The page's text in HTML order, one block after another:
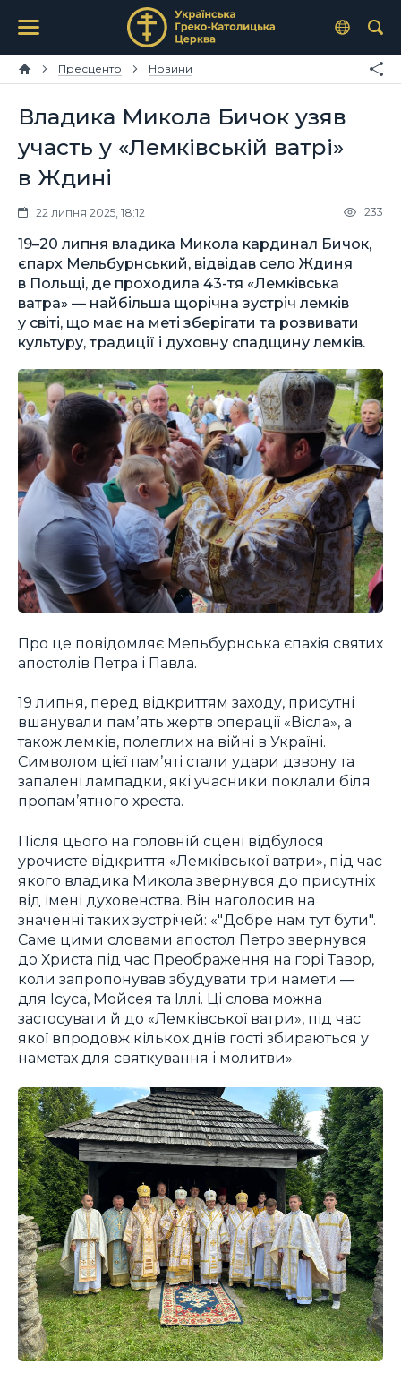
Пресцентр Новини
Владика Микола Бичок узяв
участь у «Лемківській ватрі»
в Ждині
22 липня 2025, 18:12 233
19–20 липня владика Микола кардинал Бичок,
єпарх Мельбурнський, відвідав село Ждиня
в Польщі, де проходила 43-тя «Лемківська
ватра» — найбільша щорічна зустріч лемків
у світі, що має на меті зберігати та розвивати
культуру, традиції і духовну спадщину лемків.
Про це повідомляє Мельбурнська єпахія святих
апостолів Петра і Павла.
19 липня, перед відкриттям заходу, присутні
вшанували памʼять жертв операції «Вісла», а
також лемків, полеглих на війні в Україні.
Символом цієї памʼяті стали удари дзвону та
запалені лампадки, які учасники поклали біля
пропам’ятного хреста.
Після цього на головній сцені відбулося
урочисте відкриття «Лемківської ватри», під час
якого владика Микола звернувся до присутніх
від імені духовенства. Він наголосив на
значенні таких зустрічей: «"Добре нам тут бути".
Саме цими словами апостол Петро звернувся
до Христа під час Преображення на горі Тавор,
коли запропонував збудувати три намети —
для Ісуса, Мойсея та Іллі. Ці слова можна
застосувати й до «Лемківської ватри», під час
якої впродовж кількох днів гості збираються у
наметах для святкування і молитви».